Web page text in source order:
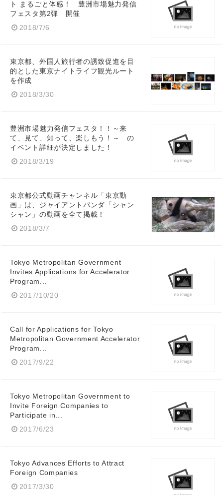
ト まるごと体感！ 豊洲市場魅力発信
フェスタ第2弾 開催
2018/7/6
東京都、外国人旅行者の誘致促進を目
的とした東京ナイトライフ観光ルート
を作成
2018/3/30
豊洲市場魅力発信フェスタ！！～来
て、見て、知って、楽しもう！～ の
イベント詳細が決定しました！
2018/3/19
東京都公式動画チャンネル「東京動
画」は、ジャイアントパンダ「シャン
シャン」の動画を全て掲載！
2018/3/7
Tokyo Metropolitan Government
Invites Applications for Accelerator
Program...
2017/10/20
Call for Applications for Tokyo
Metropolitan Government Accelerator
Program...
2017/9/22
Tokyo Metropolitan Government to
Invite Foreign Companies to
Participate in...
2017/6/23
Tokyo Advances Efforts to Attract
Foreign Companies
2017/3/30